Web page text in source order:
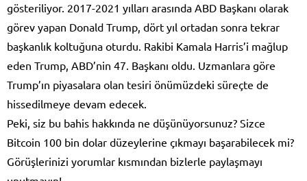
gösteriliyor. 2017-2021 yılları arasında ABD Başkanı olarak
görev yapan Donald Trump, dört yıl ortadan sonra tekrar
başkanlık koltuğuna oturdu. Rakibi Kamala Harris’i mağlup
eden Trump, ABD’nin 47. Başkanı oldu. Uzmanlara göre
Trump’ın piyasalara olan tesiri önümüzdeki süreçte de
hissedilmeye devam edecek.
Peki, siz bu bahis hakkında ne düşünüyorsunuz? Sizce
Bitcoin 100 bin dolar düzeylerine çıkmayı başarabilecek mi?
Görüşlerinizi yorumlar kısmından bizlerle paylaşmayı